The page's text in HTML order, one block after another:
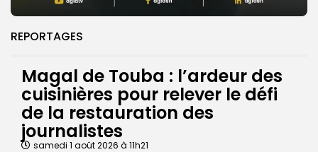
REPORTAGES
Magal de Touba : l’ardeur des
cuisinières pour relever le défi
de la restauration des
journalistes
samedi 1 août 2026 à 11h21